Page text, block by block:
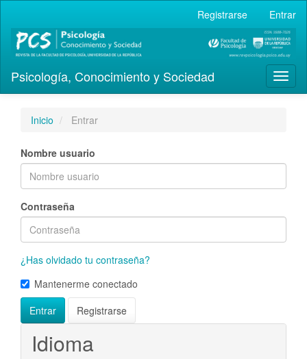
Contenido
principal
Barra
lateral
Registrarse Entrar
Psicología, Conocimiento y Sociedad
Inicio Entrar
Nombre usuario
Contraseña
¿Has olvidado tu contraseña?
Mantenerme conectado
Entrar
Registrarse
Idioma